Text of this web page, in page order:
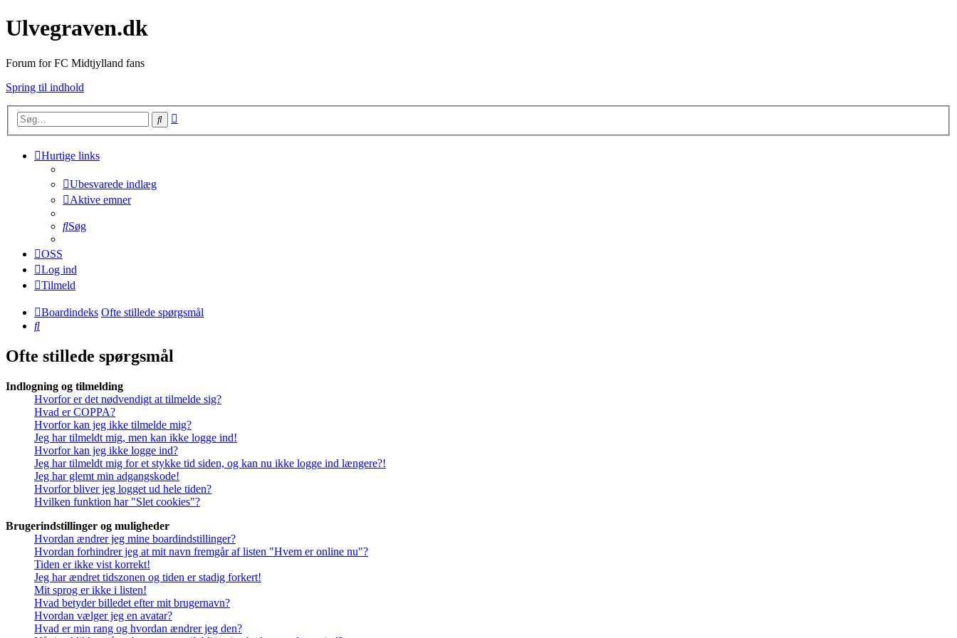
Ulvegraven.dk
Forum for FC Midtjylland fans
Spring til indhold
Søg
Hurtige links
Ubesvarede indlæg
Aktive emner
Søg
OSS
Log ind
Tilmeld
Boardindeks Ofte stillede spørgsmål
Søg
Ofte stillede spørgsmål
Indlogning og tilmelding
Hvorfor er det nødvendigt at tilmelde sig?
Hvad er COPPA?
Hvorfor kan jeg ikke tilmelde mig?
Jeg har tilmeldt mig, men kan ikke logge ind!
Hvorfor kan jeg ikke logge ind?
Jeg har tilmeldt mig for et stykke tid siden, og kan nu ikke logge ind længere?!
Jeg har glemt min adgangskode!
Hvorfor bliver jeg logget ud hele tiden?
Hvilken funktion har "Slet cookies"?
Brugerindstillinger og muligheder
Hvordan ændrer jeg mine boardindstillinger?
Hvordan forhindrer jeg at mit navn fremgår af listen "Hvem er online nu"?
Tiden er ikke vist korrekt!
Jeg har ændret tidszonen og tiden er stadig forkert!
Mit sprog er ikke i listen!
Hvad betyder billedet efter mit brugernavn?
Hvordan vælger jeg en avatar?
Hvad er min rang og hvordan ændrer jeg den?